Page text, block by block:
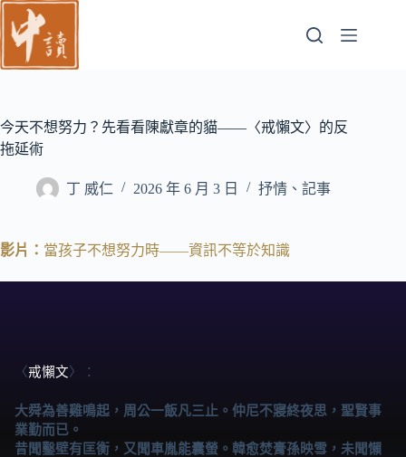
跳
至
主
容
今天不想努力？先看看陳獻章的貓——〈戒懶文〉的反
拖延術
丁 威仁 2026 年 6 月 3 日 抒情、記事
影片： 當孩子不想努力時——資訊不等於知識
〈戒懶文〉：
大舜為善雞鳴起，周公一飯凡三止。仲尼不寢終夜思，聖賢事
業勤而已。
昔聞鑿壁有匡衡，又聞車胤能囊螢。韓愈焚膏孫映雪，未聞懶